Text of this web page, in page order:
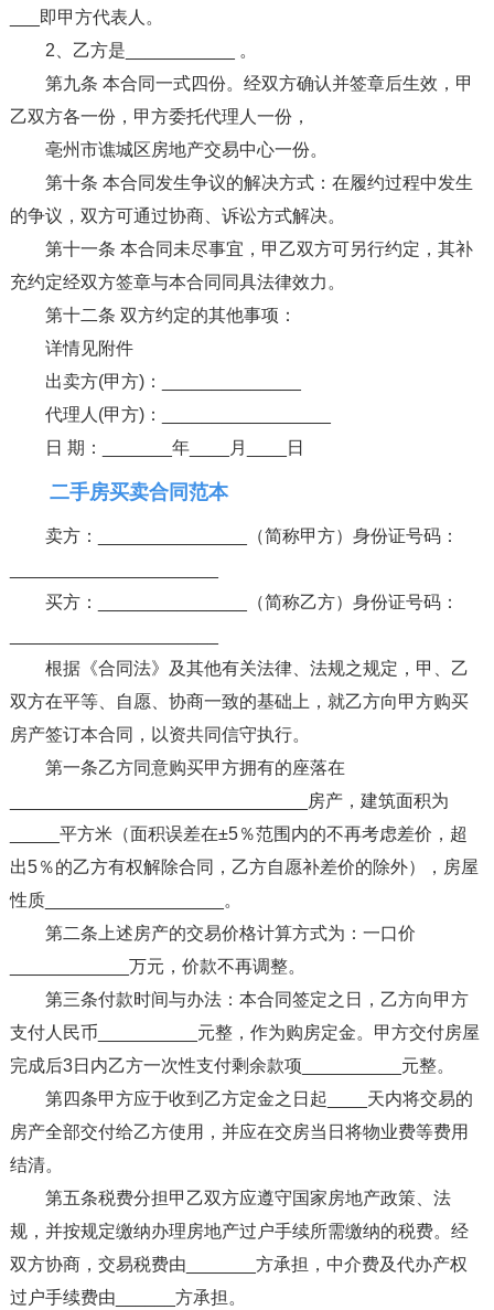
___即甲方代表人。
2、乙方是___________ 。
第九条 本合同一式四份。经双方确认并签章后生效，甲
乙双方各一份，甲方委托代理人一份，
亳州市谯城区房地产交易中心一份。
第十条 本合同发生争议的解决方式：在履约过程中发生
的争议，双方可通过协商、诉讼方式解决。
第十一条 本合同未尽事宜，甲乙双方可另行约定，其补
充约定经双方签章与本合同同具法律效力。
第十二条 双方约定的其他事项：
详情见附件
出卖方(甲方)：______________
代理人(甲方)：_________________
日 期：_______年____月____日
二手房买卖合同范本
卖方：_______________（简称甲方）身份证号码：
买方：_______________（简称乙方）身份证号码：
根据《合同法》及其他有关法律、法规之规定，甲、乙
双方在平等、自愿、协商一致的基础上，就乙方向甲方购买
房产签订本合同，以资共同信守执行。
第一条乙方同意购买甲方拥有的座落在
______________________________房产，建筑面积为
_____平方米（面积误差在±5％范围内的不再考虑差价，超
出5％的乙方有权解除合同，乙方自愿补差价的除外），房屋
性质__________________。
第二条上述房产的交易价格计算方式为：一口价
____________万元，价款不再调整。
第三条付款时间与办法：本合同签定之日，乙方向甲方
支付人民币__________元整，作为购房定金。甲方交付房屋
完成后3日内乙方一次性支付剩余款项__________元整。
第四条甲方应于收到乙方定金之日起____天内将交易的
房产全部交付给乙方使用，并应在交房当日将物业费等费用
结清。
第五条税费分担甲乙双方应遵守国家房地产政策、法
规，并按规定缴纳办理房地产过户手续所需缴纳的税费。经
双方协商，交易税费由_______方承担，中介费及代办产权
过户手续费由______方承担。